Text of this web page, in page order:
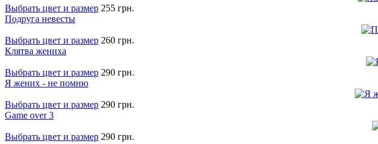
Выбрать цвет и размер 255 грн.
Подруга невесты
Выбрать цвет и размер 260 грн.
Клятва жениха
Выбрать цвет и размер 290 грн.
Я жених - не помню
Выбрать цвет и размер 290 грн.
Game over 3
Выбрать цвет и размер 290 грн.